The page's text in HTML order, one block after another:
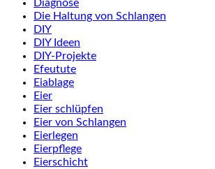
Diagnose
Die Haltung von Schlangen
DIY
DIY Ideen
DIY-Projekte
Efeutute
Eiablage
Eier
Eier schlüpfen
Eier von Schlangen
Eierlegen
Eierpflege
Eierschicht